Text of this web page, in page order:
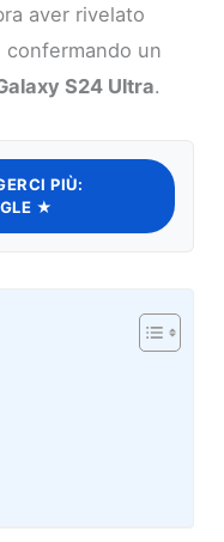
aver rivelato
un
S24 Ultra.
PIÙ:
★